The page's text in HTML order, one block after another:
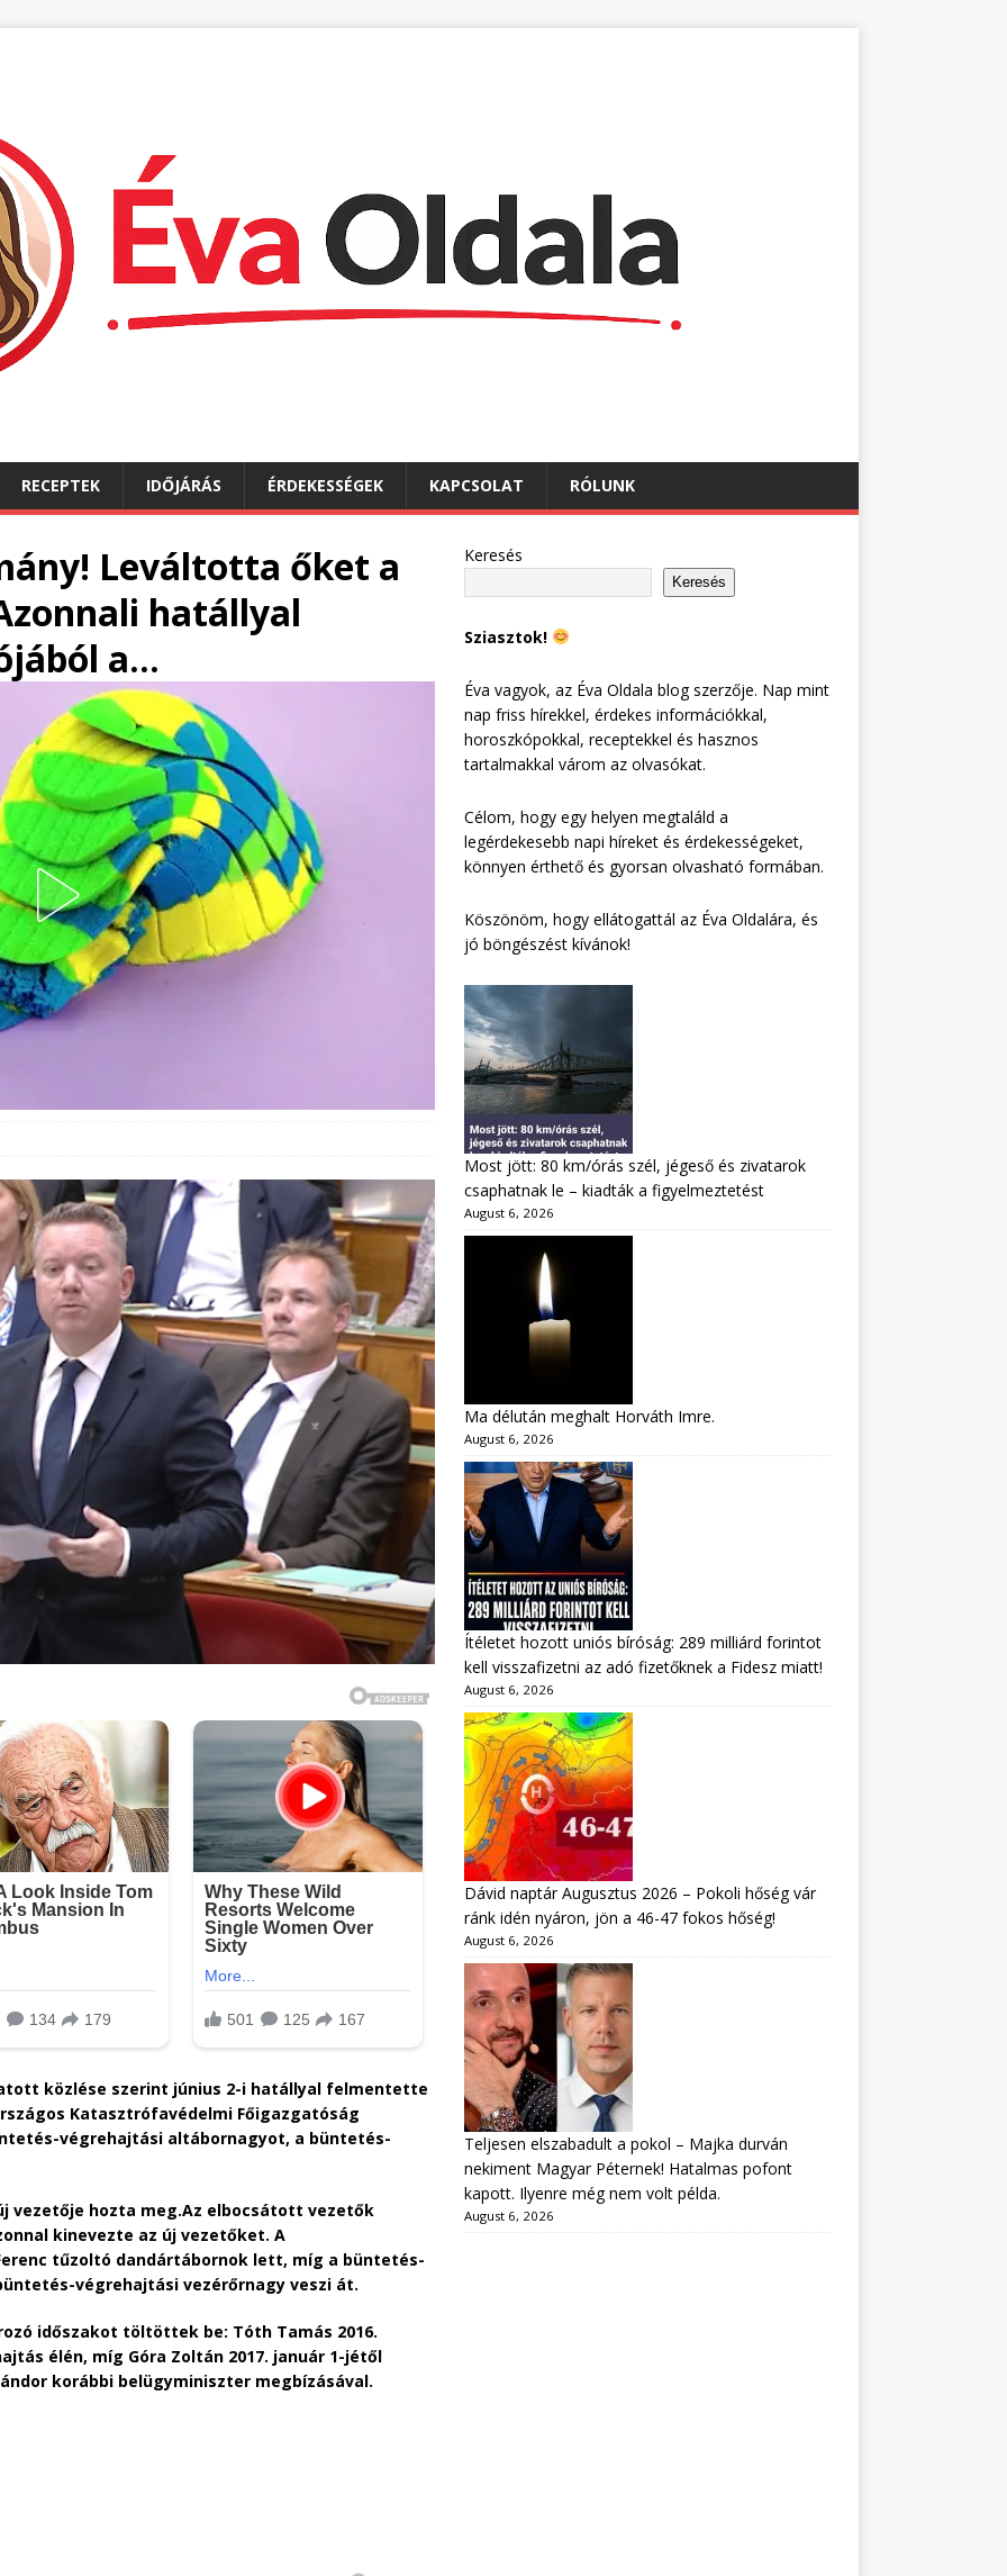
RECEPTEK IDŐJÁRÁS ÉRDEKESSÉGEK KAPCSOLAT RÓLUNK
Leváltotta őket a
hatállyal
a…
közlése szerint június 2-i hatállyal felmentette
Katasztrófavédelmi Főigazgatóság
végrehajtási altábornagyot, a büntetés-
vezetője hozta meg.Az elbocsátott vezetők
kinevezte az új vezetőket. A
tűzoltó dandártábornok lett, míg a büntetés-
végrehajtási vezérőrnagy veszi át.
időszakot töltöttek be: Tóth Tamás 2016.
élén, míg Góra Zoltán 2017. január 1-jétől
korábbi belügyminiszter megbízásával.
Keresés
Keresés
Sziasztok!
Éva vagyok, az Éva Oldala blog szerzője. Nap mint
nap friss hírekkel, érdekes információkkal,
horoszkópokkal, receptekkel és hasznos
tartalmakkal várom az olvasókat.
Célom, hogy egy helyen megtaláld a
legérdekesebb napi híreket és érdekességeket,
könnyen érthető és gyorsan olvasható formában.
Köszönöm, hogy ellátogattál az Éva Oldalára, és
jó böngészést kívánok!
Most jött: 80 km/órás szél, jégeső és zivatarok
csaphatnak le – kiadták a figyelmeztetést
August 6, 2026
Ma délután meghalt Horváth Imre.
August 6, 2026
Ítéletet hozott uniós bíróság: 289 milliárd forintot
kell visszafizetni az adó fizetőknek a Fidesz miatt!
August 6, 2026
Dávid naptár Augusztus 2026 – Pokoli hőség vár
ránk idén nyáron, jön a 46-47 fokos hőség!
August 6, 2026
Teljesen elszabadult a pokol – Majka durván
nekiment Magyar Péternek! Hatalmas pofont
kapott. Ilyenre még nem volt példa.
August 6, 2026